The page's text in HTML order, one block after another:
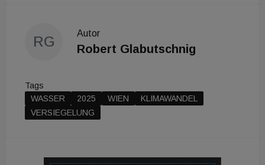
RG
Autor
Robert Glabutschnig
Tags
WASSER
2025 WIEN
KLIMAWANDEL
VERSIEGELUNG